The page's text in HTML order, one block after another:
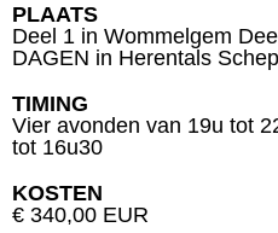
PLAATS
Deel 1 in Wommelgem
DAGEN in Herentals
TIMING
Vier avonden van 19u tot
tot 16u30
KOSTEN
€ 340,00 EUR